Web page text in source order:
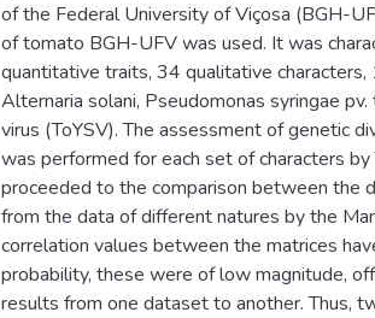
of the Federal University of Viçosa (BGH-
of tomato BGH-UFV was used. It was
quantitative traits, 34 qualitative characters,
Alternaria solani, Pseudomonas syringae
virus (ToYSV). The assessment of genetic
was performed for each set of characters by
proceeded to the comparison between the
from the data of different natures by the
correlation values between the matrices
probability, these were of low magnitude,
results from one dataset to another. Thus,